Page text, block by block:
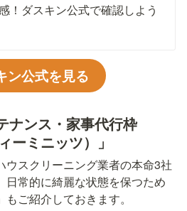
！ダスキン公式で確認しよう
ン公式を見る
ナンス・家事代行枠
ーミニッツ）」
ウスクリーニング業者の本命3社
日常的に綺麗な状態を保つため
ご紹介しておきます。